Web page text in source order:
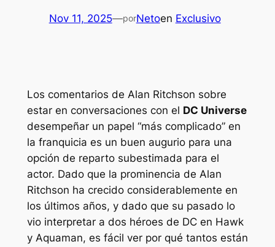
Nov 11, 2025—porNetoen Exclusivo
Los comentarios de Alan Ritchson sobre
estar en conversaciones con el DC Universe
desempeñar un papel “más complicado” en
la franquicia es un buen augurio para una
opción de reparto subestimada para el
actor. Dado que la prominencia de Alan
Ritchson ha crecido considerablemente en
los últimos años, y dado que su pasado lo
vio interpretar a dos héroes de DC en Hawk
y Aquaman, es fácil ver por qué tantos están